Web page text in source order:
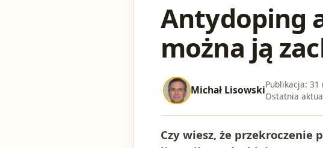
Antydoping
można ją
Michał LisowskiPublikacja: 31
Ostatnia
Czy wiesz, że